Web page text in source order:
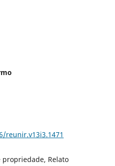
reunir.v13i3.1471
propriedade, Relato